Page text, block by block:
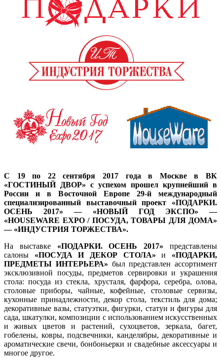
С 19 по 22 сентября 2017 года в Москве в ВК
«ГОСТИНЫЙ ДВОР» с успехом прошел крупнейший в
России и в Восточной Европе 29-й международный
специализированный выставочный проект «ПОДАРКИ.
ОСЕНЬ 2017» — «НОВЫЙ ГОД ЭКСПО» —
«HOUSEWARE EXPO / ПОСУДА, ТОВАРЫ ДЛЯ ДОМА»
— «ИНДУСТРИЯ ТОРЖЕСТВА».
На выставке «ПОДАРКИ. ОСЕНЬ 2017»представлены
салоны «ПОСУДА И ДЕКОР СТОЛА» и «ПОДАРКИ,
ПРЕДМЕТЫ ИНТЕРЬЕРА» был представлен ассортимент
эксклюзивной посуды, предметов сервировки и украшения
стола: посуда из стекла, хрусталя, фарфора, серебра, олова,
столовые приборы, чайные, кофейные, столовые сервизы,
кухонные принадлежности, декор стола, текстиль для дома;
декоративные вазы, статуэтки, фигурки, статуи и фигуры для
сада, шкатулки, композиции с использованием искусственных
и живых цветов и растений, сухоцветов, зеркала, багет,
гобелены, ковры, подсвечники, канделябры, декоративные и
ароматические свечи, бонбоньерки и свадебные аксессуары и
многое другое.